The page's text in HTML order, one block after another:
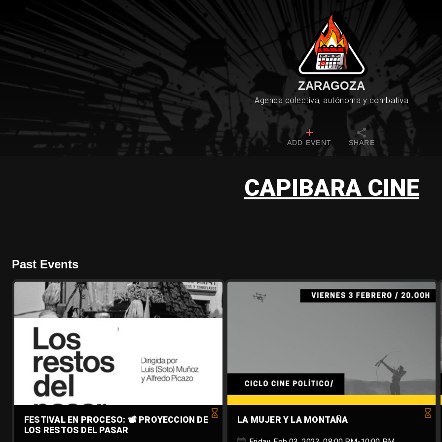
ZARAGOZA
Agenda colectiva, autónoma y combativa
ADD EVENT SHARE
CAPIBARA CINE
Past Events
FESTIVAL EN PROCESO: 📽️ PROYECCION DE
LOS RESTOS DEL PASAR
LA MUJER Y LA MONTAÑA